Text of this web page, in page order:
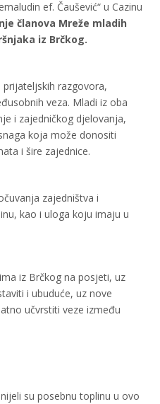
ef. Čaušević“ u Cazinu
članova Mreže mladih
iz Brčkog.
razgovora,
veza. Mladi iz oba
i zajedničkog djelovanja,
koja može donositi
i šire zajednice.
zajedništva i
kao i uloga koju imaju u
iz Brčkog na posjeti, uz
i ubuduće, uz nove
učvrstiti veze između
su posebnu toplinu u ovo